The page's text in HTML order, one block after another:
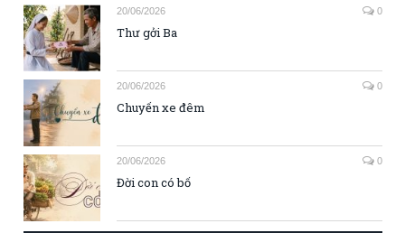
20/06/2026 0
Thư gởi Ba
20/06/2026 0
Chuyến xe đêm
20/06/2026 0
Đời con có bố